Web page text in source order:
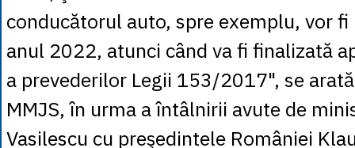
conducătorul auto, spre exemplu, vor
anul 2022, atunci când va fi finalizată
a prevederilor Legii 153/2017", se
MMJS, în urma a întâlnirii avute de
Vasilescu cu preşedintele României